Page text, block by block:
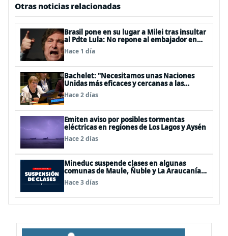
Otras noticias relacionadas
Brasil pone en su lugar a Milei tras insultar
al Pdte Lula: No repone al embajador en
BBSS y rebaja la relación bilateral
Hace 1 día
Bachelet: "Necesitamos unas Naciones
Unidas más eficaces y cercanas a las
personas"
Hace 2 días
Emiten aviso por posibles tormentas
eléctricas en regiones de Los Lagos y Aysén
Hace 2 días
Mineduc suspende clases en algunas
comunas de Maule, Ñuble y La Araucanía
para este lunes
Hace 3 días